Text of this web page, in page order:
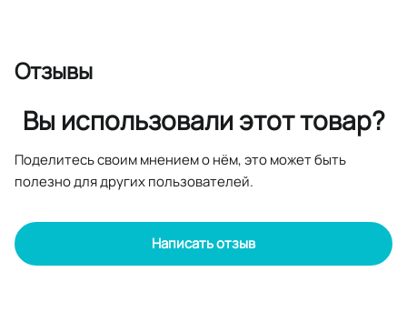
Отзывы
Вы использовали этот товар?
Поделитесь своим мнением о нём, это может быть
полезно для других пользователей.
Написать отзыв